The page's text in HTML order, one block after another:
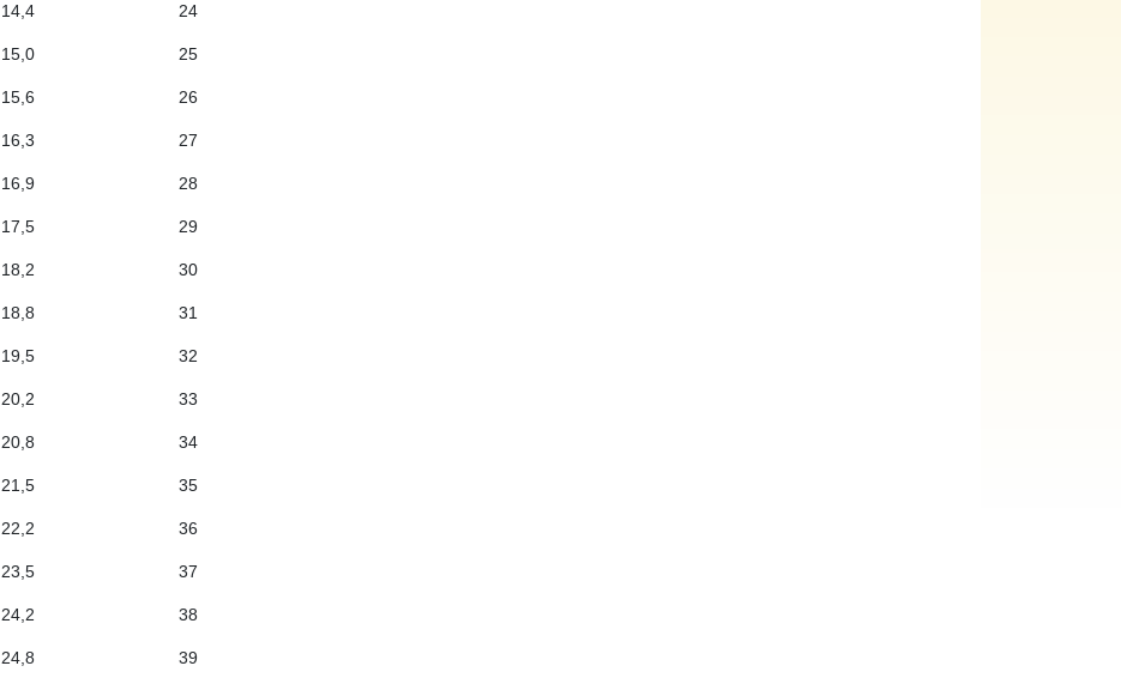
14,4 24
15,0 25
15,6 26
16,3 27
16,9 28
17,5 29
18,2 30
18,8 31
19,5 32
20,2 33
20,8 34
21,5 35
22,2 36
23,5 37
24,2 38
24,8 39